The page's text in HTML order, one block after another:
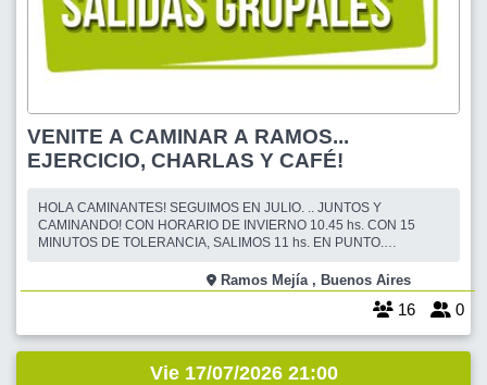
VENITE A CAMINAR A RAMOS...
EJERCICIO, CHARLAS Y CAFÉ!
HOLA CAMINANTES! SEGUIMOS EN JULIO. .. JUNTOS Y
CAMINANDO! CON HORARIO DE INVIERNO 10.45 hs. CON 15
MINUTOS DE TOLERANCIA, SALIMOS 11 hs. EN PUNTO.
UNA CAMINATA DE 7 KM. PARA REUNIRNOS UNA VEZ MAS. CADA
UNO CAMINA A SU PASO, A SU TIEMPO, Y PUEDE DESCANSAR Y
Ramos Mejía , Buenos Aires
16 0
Vie 17/07/2026 21:00